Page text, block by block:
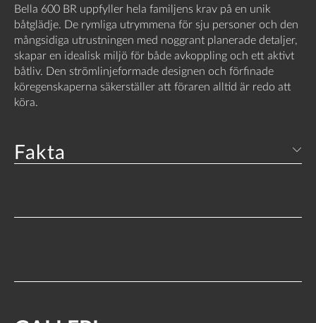
Bella 600 BR uppfyller hela familjens krav på en unik
båtglädje. De rymliga utrymmena för sju personer och den
mångsidiga utrustningen med noggrant planerade detaljer,
skapar en idealisk miljö för både avkoppling och ett aktivt
båtliv. Den strömlinjeformade designen och förfinade
köregenskaperna säkerställer att föraren alltid är redo att
köra.
Fakta